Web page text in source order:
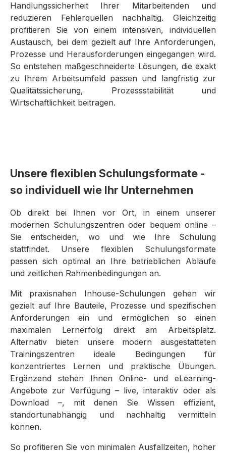
Handlungssicherheit Ihrer Mitarbeitenden und
reduzieren Fehlerquellen nachhaltig. Gleichzeitig
profitieren Sie von einem intensiven, individuellen
Austausch, bei dem gezielt auf Ihre Anforderungen,
Prozesse und Herausforderungen eingegangen wird.
So entstehen maßgeschneiderte Lösungen, die exakt
zu Ihrem Arbeitsumfeld passen und langfristig zur
Qualitätssicherung, Prozessstabilität und
Wirtschaftlichkeit beitragen.
Unsere flexiblen Schulungsformate -
so individuell wie Ihr Unternehmen
Ob direkt bei Ihnen vor Ort, in einem unserer
modernen Schulungszentren oder bequem online –
Sie entscheiden, wo und wie Ihre Schulung
stattfindet. Unsere flexiblen Schulungsformate
passen sich optimal an Ihre betrieblichen Abläufe
und zeitlichen Rahmenbedingungen an.
Mit praxisnahen Inhouse-Schulungen gehen wir
gezielt auf Ihre Bauteile, Prozesse und spezifischen
Anforderungen ein und ermöglichen so einen
maximalen Lernerfolg direkt am Arbeitsplatz.
Alternativ bieten unsere modern ausgestatteten
Trainingszentren ideale Bedingungen für
konzentriertes Lernen und praktische Übungen.
Ergänzend stehen Ihnen Online- und eLearning-
Angebote zur Verfügung – live, interaktiv oder als
Download –, mit denen Sie Wissen effizient,
standortunabhängig und nachhaltig vermitteln
können.
So profitieren Sie von minimalen Ausfallzeiten, hoher